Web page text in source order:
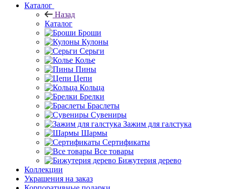
Каталог
Назад
Каталог
Броши
Кулоны
Серьги
Колье
Пины
Цепи
Кольца
Брелки
Браслеты
Сувениры
Зажим для галстука
Шармы
Сертификаты
Все товары
Бижутерия дерево
Коллекции
Украшения на заказ